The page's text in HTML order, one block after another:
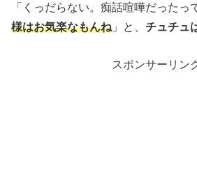
「くっだらない。痴話喧嘩だったっ
様はお気楽なもんね」と、 チュチュ
スポンサーリン